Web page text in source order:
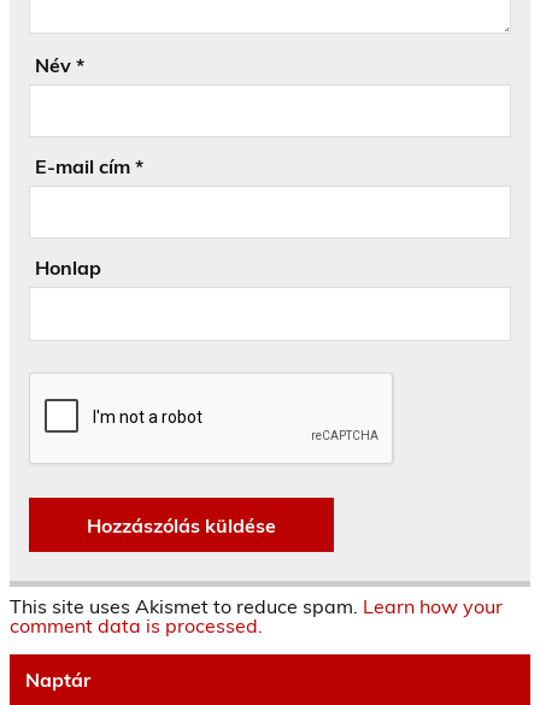
Név *
E-mail cím *
Honlap
This site uses Akismet to reduce spam. Learn how your
comment data is processed.
Naptár